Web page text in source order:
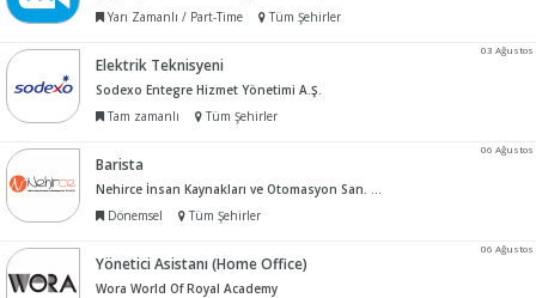
Yarı Zamanlı / Part-Time
Tüm Şehirler
03 Ağustos
Elektrik Teknisyeni
Sodexo Entegre Hizmet Yönetimi A.Ş.
Tam zamanlı
Tüm Şehirler
06 Ağustos
Barista
Nehirce İnsan Kaynakları ve Otomasyon San. Tic. Ltd. Şti.
Dönemsel
Tüm Şehirler
06 Ağustos
Yönetici Asistanı (Home Office)
Wora World Of Royal Academy